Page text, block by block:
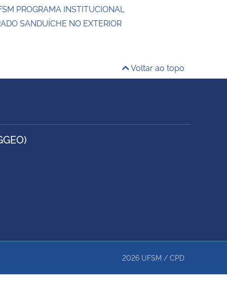
PROGRAMA INSTITUCIONAL
SANDUÍCHE NO EXTERIOR
Voltar ao topo
2026 UFSM / CPD